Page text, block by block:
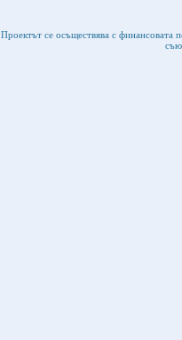
Проектът се осъществява с финансовата